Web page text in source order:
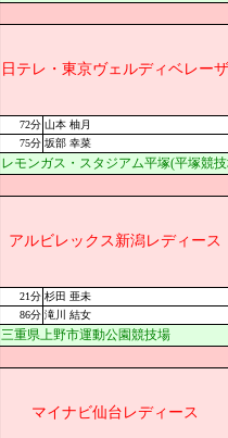
日テレ・東京ヴェルディベレーザ
72分 山本 柚月
75分 坂部 幸菜
レモンガス・スタジアム平塚(平塚競
アルビレックス新潟レディース
21分 杉田 亜未
86分 滝川 結女
三重県上野市運動公園競技場
マイナビ仙台レディース